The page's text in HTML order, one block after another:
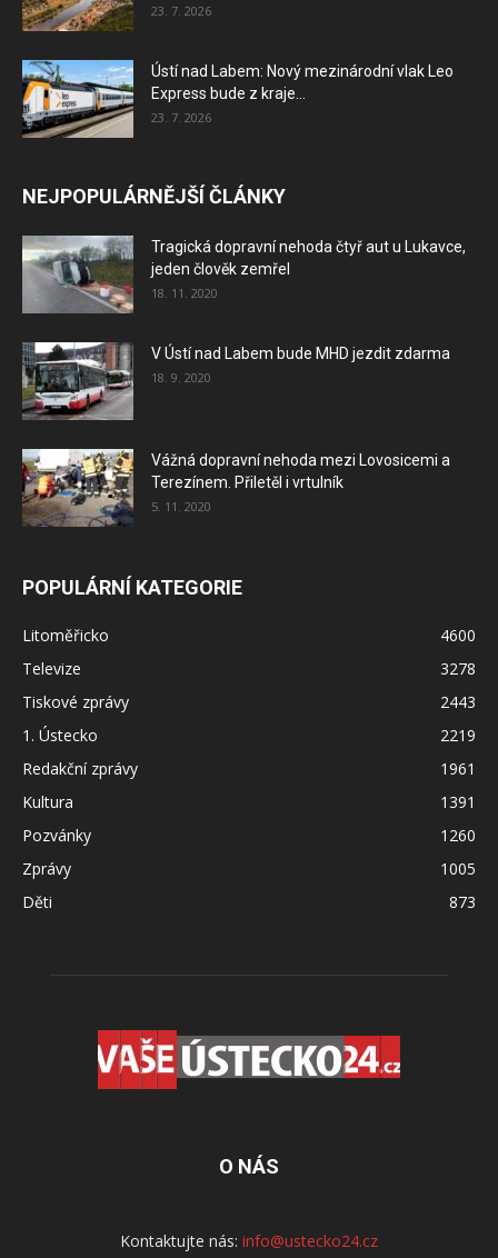
23. 7. 2026
Ústí nad Labem: Nový mezinárodní vlak Leo
Express bude z kraje...
23. 7. 2026
NEJPOPULÁRNĚJŠÍ ČLÁNKY
Tragická dopravní nehoda čtyř aut u Lukavce,
jeden člověk zemřel
18. 11. 2020
V Ústí nad Labem bude MHD jezdit zdarma
18. 9. 2020
Vážná dopravní nehoda mezi Lovosicemi a
Terezínem. Přiletěl i vrtulník
5. 11. 2020
POPULÁRNÍ KATEGORIE
Litoměřicko
4600
Televize
3278
Tiskové zprávy
2443
1. Ústecko
2219
Redakční zprávy
1961
Kultura
1391
Pozvánky
1260
Zprávy
1005
Děti
873
O NÁS
Kontaktujte nás: info@ustecko24.cz